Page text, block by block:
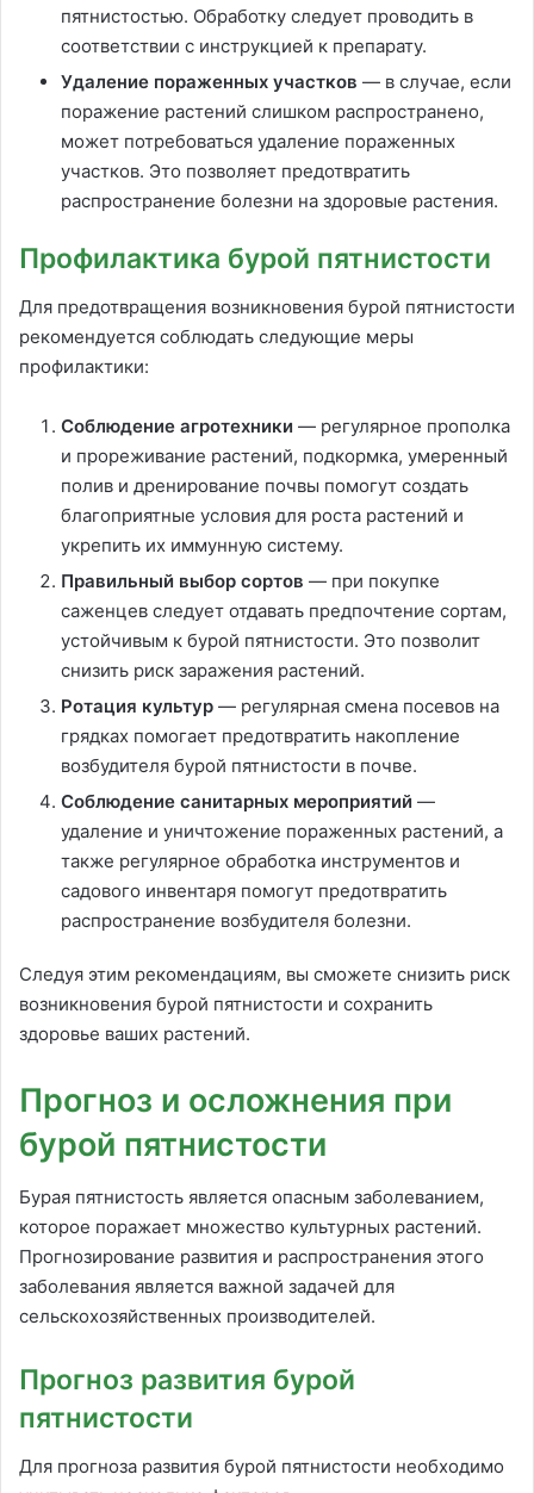
пятнистостью. Обработку следует проводить в
соответствии с инструкцией к препарату.
Удаление пораженных участков — в случае, если
поражение растений слишком распространено,
может потребоваться удаление пораженных
участков. Это позволяет предотвратить
распространение болезни на здоровые растения.
Профилактика бурой пятнистости
Для предотвращения возникновения бурой пятнистости
рекомендуется соблюдать следующие меры
профилактики:
Соблюдение агротехники — регулярное прополка
и прореживание растений, подкормка, умеренный
полив и дренирование почвы помогут создать
благоприятные условия для роста растений и
укрепить их иммунную систему.
Правильный выбор сортов — при покупке
саженцев следует отдавать предпочтение сортам,
устойчивым к бурой пятнистости. Это позволит
снизить риск заражения растений.
Ротация культур — регулярная смена посевов на
грядках помогает предотвратить накопление
возбудителя бурой пятнистости в почве.
Соблюдение санитарных мероприятий —
удаление и уничтожение пораженных растений, а
также регулярное обработка инструментов и
садового инвентаря помогут предотвратить
распространение возбудителя болезни.
Следуя этим рекомендациям, вы сможете снизить риск
возникновения бурой пятнистости и сохранить
здоровье ваших растений.
Прогноз и осложнения при
бурой пятнистости
Бурая пятнистость является опасным заболеванием,
которое поражает множество культурных растений.
Прогнозирование развития и распространения этого
заболевания является важной задачей для
сельскохозяйственных производителей.
Прогноз развития бурой
пятнистости
Для прогноза развития бурой пятнистости необходимо